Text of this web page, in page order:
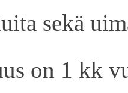
sekä
on 1 kk